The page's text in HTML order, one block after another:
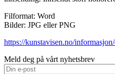
Filformat: Word
Bilder: JPG eller PNG
https://kunstavisen.no/
Meld deg på vårt nyhetsbrev